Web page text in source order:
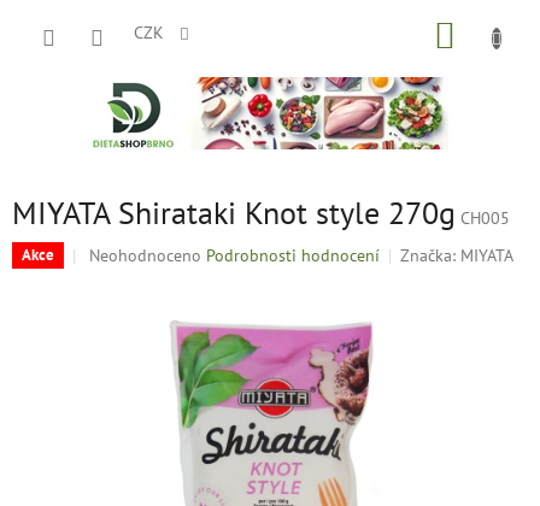
CZK
MIYATA Shirataki Knot style 270g CH005
Akce
Průměrné
Neohodnoceno Podrobnosti hodnocení Značka: MIYATA